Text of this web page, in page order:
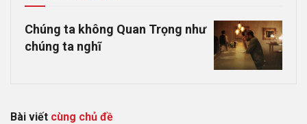
Chúng ta không Quan Trọng như
chúng ta nghĩ
Bài viết cùng chủ đề